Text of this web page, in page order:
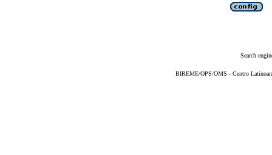
Search
BIREME/OPS/OMS - Centro